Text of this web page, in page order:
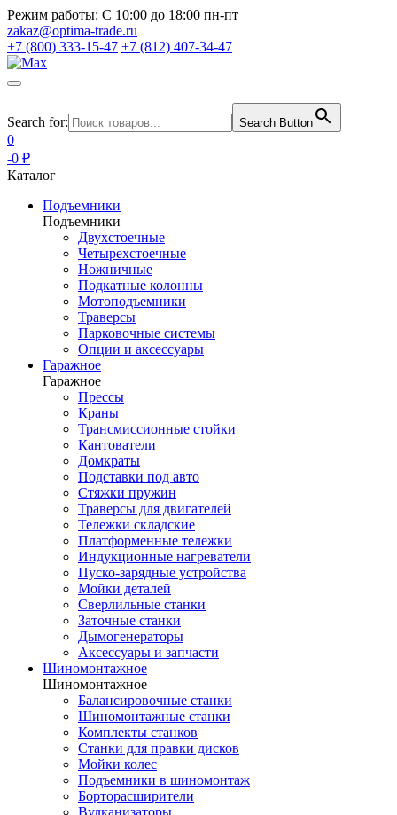
Режим работы: С 10:00 до 18:00 пн-пт
zakaz@optima-trade.ru
+7 (800) 333-15-47 +7 (812) 407-34-47
Search for: Search Button
0
-0 ₽
Каталог
Подъемники
Подъемники
Двухстоечные
Четырехстоечные
Ножничные
Подкатные колонны
Мотоподъемники
Траверсы
Парковочные системы
Опции и аксессуары
Гаражное
Гаражное
Прессы
Краны
Трансмиссионные стойки
Кантователи
Домкраты
Подставки под авто
Стяжки пружин
Траверсы для двигателей
Тележки складские
Платформенные тележки
Индукционные нагреватели
Пуско-зарядные устройства
Мойки деталей
Сверлильные станки
Заточные станки
Дымогенераторы
Аксессуары и запчасти
Шиномонтажное
Шиномонтажное
Балансировочные станки
Шиномонтажные станки
Комплекты станков
Станки для правки дисков
Мойки колес
Подъемники в шиномонтаж
Борторасширители
Вулканизаторы